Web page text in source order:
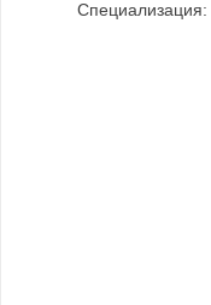
Специализация: